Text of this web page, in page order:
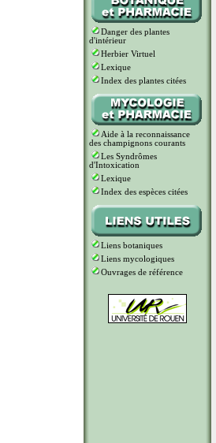
Danger des plantes
d'intérieur
Herbier Virtuel
Lexique
Index des plantes citées
Aide à la reconnaissance
des champignons courants
Les Syndrômes
d'Intoxication
Lexique
Index des espèces citées
Liens botaniques
Liens mycologiques
Ouvrages de référence